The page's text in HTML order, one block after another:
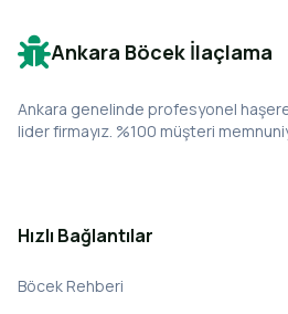
Ankara Böcek İlaçlama
Ankara genelinde profesyonel
lider firmayız. %100 müşteri
Hızlı Bağlantılar
Böcek Rehberi